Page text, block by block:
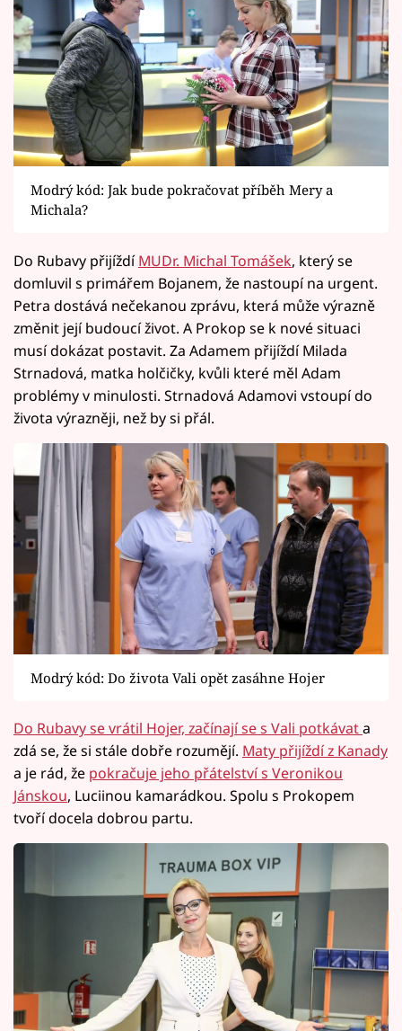
Modrý kód: Jak bude pokračovat příběh Mery a
Michala?
Do Rubavy přijíždíMUDr. Michal Tomášek, který se
domluvil s primářem Bojanem, že nastoupí na urgent.
Petra dostává nečekanou zprávu, která může výrazně
změnit její budoucí život. A Prokop se k nové situaci
musí dokázat postavit. Za Adamem přijíždí Milada
Strnadová, matka holčičky, kvůli které měl Adam
problémy v minulosti. Strnadová Adamovi vstoupí do
života výrazněji, než by si přál.
Modrý kód: Do života Vali opět zasáhne Hojer
Do Rubavy se vrátil Hojer, začínají se s Vali potkávata
zdá se, že si stále dobře rozumějí. Maty přijíždí z Kanady
a je rád, že pokračuje jeho přátelství s Veronikou
Jánskou, Luciinou kamarádkou. Spolu s Prokopem
tvoří docela dobrou partu.